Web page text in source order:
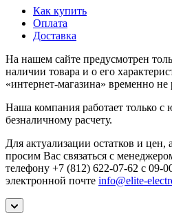
Как купить
Оплата
Доставка
На нашем сайте предусмотрен
наличии товара и о его
«интернет-магазина» временно не
Наша компания работает только
безналичному расчету.
Для актуализации остатков и цен,
просим Вас связаться с
телефону +7 (812) 622-07-62 с 09-
электронной почте info@elite-